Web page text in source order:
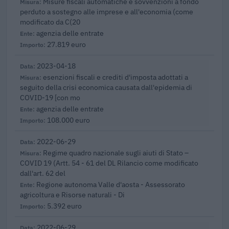
perduto a sostegno alle imprese e all'economia (come
modificato da C(20
agenzia delle entrate
27.819 euro
2023-04-18
esenzioni fiscali e crediti d'imposta adottati a
seguito della crisi economica causata dall'epidemia di
COVID-19 [con mo
agenzia delle entrate
108.000 euro
2022-06-29
Regime quadro nazionale sugli aiuti di Stato –
COVID 19 (Artt. 54 - 61 del DL Rilancio come modificato
dall'art. 62 del
Regione autonoma Valle d'aosta - Assessorato
agricoltura e Risorse naturali - Di
5.392 euro